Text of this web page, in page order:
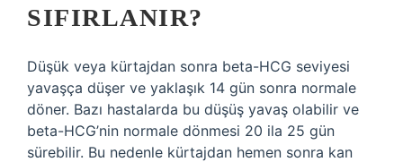
SIFIRLANIR?
Düşük veya kürtajdan sonra beta-HCG seviyesi
yavaşça düşer ve yaklaşık 14 gün sonra normale
döner. Bazı hastalarda bu düşüş yavaş olabilir ve
beta-HCG’nin normale dönmesi 20 ila 25 gün
sürebilir. Bu nedenle kürtajdan hemen sonra kan